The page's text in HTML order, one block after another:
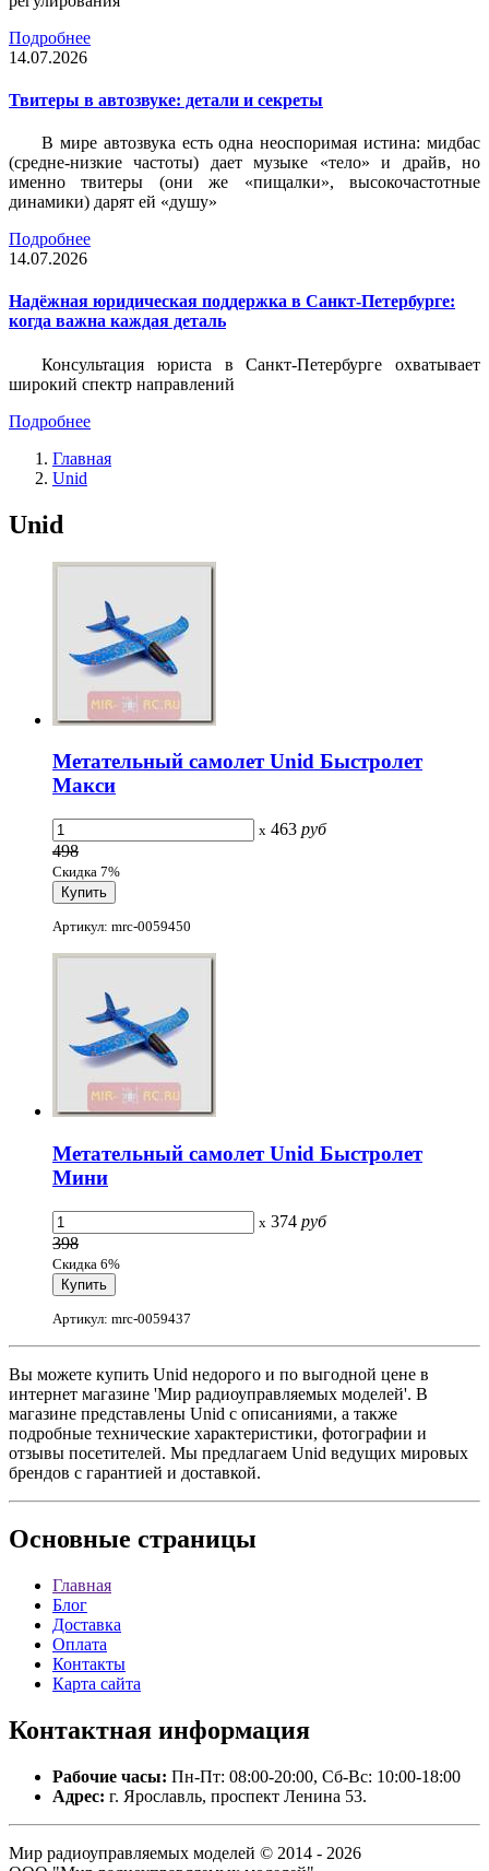
Подробнее
14.07.2026
Твитеры в автозвуке: детали и секреты
В мире автозвука есть одна неоспоримая истина: мидбас
(средне-низкие частоты) дает музыке «тело» и драйв, но
именно твитеры (они же «пищалки», высокочастотные
динамики) дарят ей «душу»
Подробнее
14.07.2026
Надёжная юридическая поддержка в Санкт-Петербурге:
когда важна каждая деталь
Консультация юриста в Санкт-Петербурге охватывает
широкий спектр направлений
Подробнее
Главная
Unid
Unid
Метательный самолет Unid Быстролет
Макси
x 463 руб
498
Скидка 7%
Артикул: mrc-0059450
Метательный самолет Unid Быстролет
Мини
x 374 руб
398
Скидка 6%
Артикул: mrc-0059437
Вы можете купить Unid недорого и по выгодной цене в
интернет магазине 'Мир радиоуправляемых моделей'. В
магазине представлены Unid с описаниями, а также
подробные технические характеристики, фотографии и
отзывы посетителей. Мы предлагаем Unid ведущих мировых
брендов с гарантией и доставкой.
Основные страницы
Главная
Блог
Доставка
Оплата
Контакты
Карта сайта
Контактная информация
Рабочие часы: Пн-Пт: 08:00-20:00, Сб-Вс: 10:00-18:00
Адрес: г. Ярославль, проспект Ленина 53.
Мир радиоуправляемых моделей © 2014 - 2026